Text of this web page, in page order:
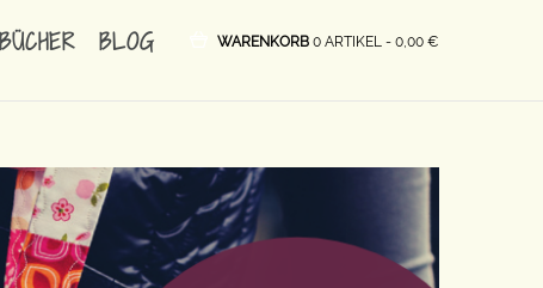
BLOG WARENKORB 0 ARTIKEL - 0,00 €